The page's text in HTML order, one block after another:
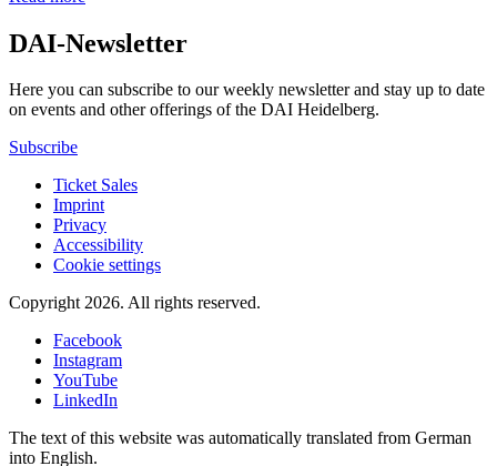
DAI-Newsletter
Here you can subscribe to our weekly newsletter and stay up to date
on events and other offerings of the DAI Heidelberg.
Subscribe
Ticket Sales
Imprint
Privacy
Accessibility
Cookie settings
Copyright 2026. All rights reserved.
Facebook
Instagram
YouTube
LinkedIn
The text of this website was automatically translated from German
into English.